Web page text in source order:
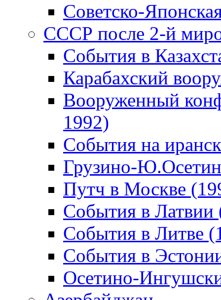
Советско-
СССР после 2-й
События в
Карабахский
Вооруженный
1992)
События на
Грузино-
Путч в Москве
События в Латвии
События в Литве
События в
Осетино-